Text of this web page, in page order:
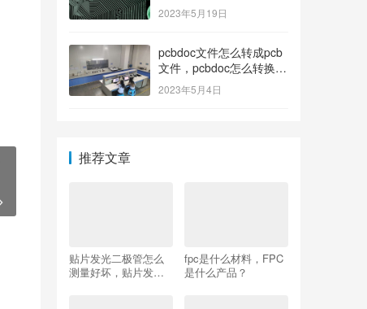
2023年5月19日
pcbdoc文件怎么转成pcb
文件，pcbdoc怎么转换成
pcb？
2023年5月4日
推荐文章
贴片发光二极管怎么
测量好坏，贴片发光
fpc是什么材料，FPC
是什么产品？